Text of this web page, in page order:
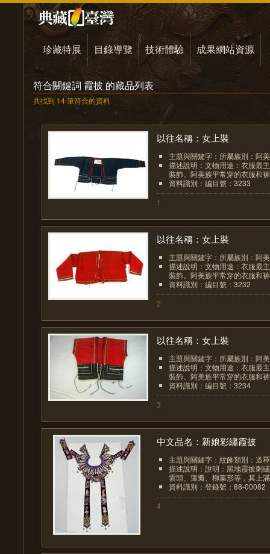
珍藏特展 目錄導覽 技術體驗 成果網站資源
符合關鍵詞 霞披 的藏品列表
共找到 14 筆符合的資料
以往名稱：女上裝
主題與關鍵字：所屬族別：阿
描述說明：文物用途：衣服最
裝飾。阿美族平常穿的衣服和
資料識別：編目號：3233
1
以往名稱：女上裝
主題與關鍵字：所屬族別：阿
描述說明：文物用途：衣服最
裝飾。阿美族平常穿的衣服和
資料識別：編目號：3232
2
以往名稱：女上裝
主題與關鍵字：所屬族別：阿
描述說明：文物用途：衣服最
裝飾。阿美族平常穿的衣服和
資料識別：編目號：3234
3
中文品名：新娘彩繡霞披
主題與關鍵字：紋飾類別：道
描述說明：說明：黑地霞披刺
雲頭、蓮瓣、柳葉形等，其上
資料識別：登錄號：88-00082
4